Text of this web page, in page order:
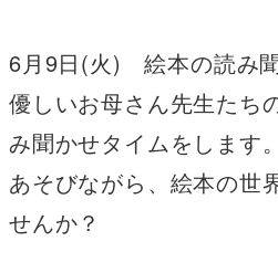
6月9日(火) 絵本の読み
優しいお母さん先生たち
み聞かせタイムをします
あそびながら、絵本の世
せんか？